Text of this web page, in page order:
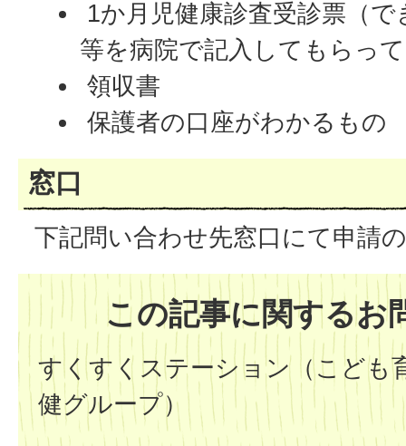
1か月児健康診査受診票（
等を病院で記入してもらっ
領収書
保護者の口座がわかるもの
窓口
下記問い合わせ先窓口にて申請
この記事に関するお
すくすくステーション（こども
健グループ）